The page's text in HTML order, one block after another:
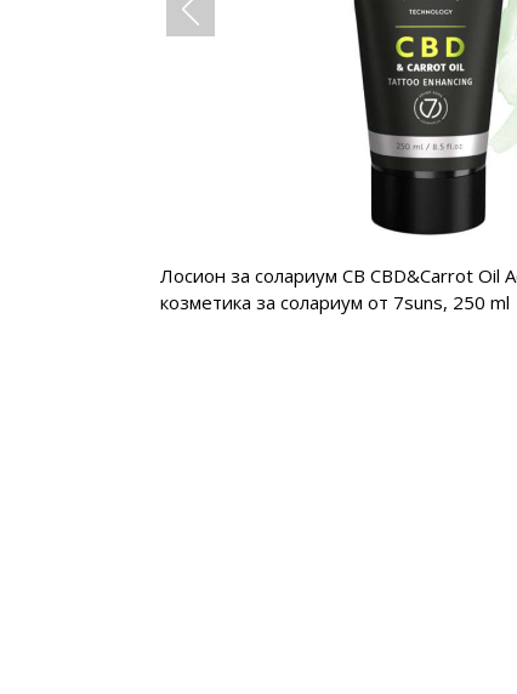
Лосион за солариум CB CBD&Carrot Oil
козметика за солариум от 7suns, 20 ml